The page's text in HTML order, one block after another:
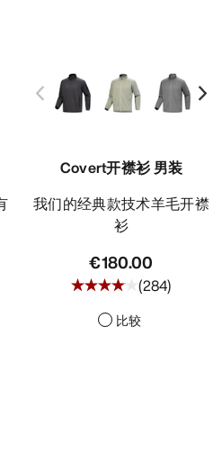
Covert开襟衫 男装
我们的经典款技术羊毛开襟
衫
€180.00
(284)
比较